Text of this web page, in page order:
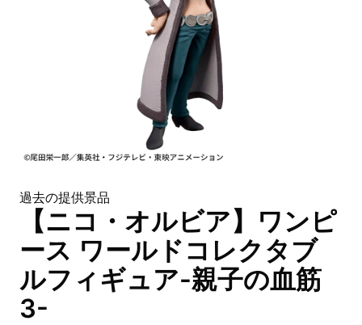
過去の提供景品
【ニコ・オルビア】ワンピ
ース ワールドコレクタブ
ルフィギュア-親子の血筋
3-